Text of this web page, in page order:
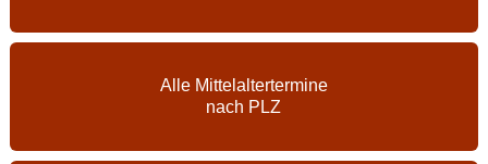
Alle Mittelaltertermine
nach PLZ